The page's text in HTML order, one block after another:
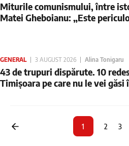
Miturile comunismului, între
Matei Gheboianu: „Este
GENERAL 3 AUGUST 2026 Alina Tonigaru
43 de trupuri dispărute. 10
Timișoara pe care nu le vei
1 2 3